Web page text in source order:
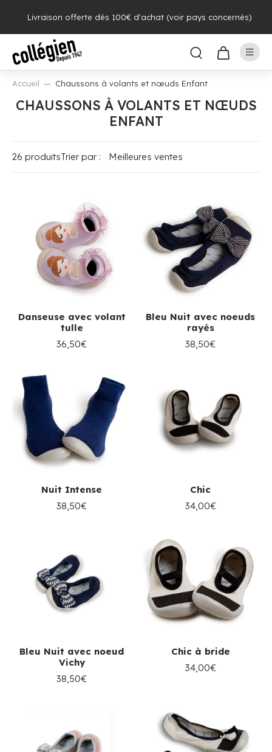
Livraison offerte dès 100€ d'achat (voir pays concernés)
Accueil Chaussons à volants et nœuds Enfant
CHAUSSONS À VOLANTS ET NŒUDS
ENFANT
26 produitsTrier par :
Danseuse avec volant
tulle
36,50€
Bleu Nuit avec noeuds
rayés
38,50€
Nuit Intense
38,50€
Chic
34,00€
Bleu Nuit avec noeud
Vichy
38,50€
Chic à bride
34,00€